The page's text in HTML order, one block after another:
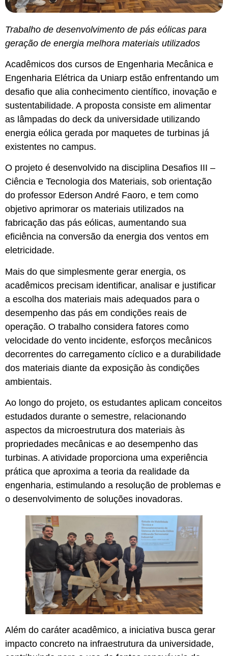
Trabalho de desenvolvimento de pás eólicas para
geração de energia melhora materiais utilizados
Acadêmicos dos cursos de Engenharia Mecânica e
Engenharia Elétrica da Uniarp estão enfrentando um
desafio que alia conhecimento científico, inovação e
sustentabilidade. A proposta consiste em alimentar
as lâmpadas do deck da universidade utilizando
energia eólica gerada por maquetes de turbinas já
existentes no campus.
O projeto é desenvolvido na disciplina Desafios III –
Ciência e Tecnologia dos Materiais, sob orientação
do professor Ederson André Faoro, e tem como
objetivo aprimorar os materiais utilizados na
fabricação das pás eólicas, aumentando sua
eficiência na conversão da energia dos ventos em
eletricidade.
Mais do que simplesmente gerar energia, os
acadêmicos precisam identificar, analisar e justificar
a escolha dos materiais mais adequados para o
desempenho das pás em condições reais de
operação. O trabalho considera fatores como
velocidade do vento incidente, esforços mecânicos
decorrentes do carregamento cíclico e a durabilidade
dos materiais diante da exposição às condições
ambientais.
Ao longo do projeto, os estudantes aplicam conceitos
estudados durante o semestre, relacionando
aspectos da microestrutura dos materiais às
propriedades mecânicas e ao desempenho das
turbinas. A atividade proporciona uma experiência
prática que aproxima a teoria da realidade da
engenharia, estimulando a resolução de problemas e
o desenvolvimento de soluções inovadoras.
Além do caráter acadêmico, a iniciativa busca gerar
impacto concreto na infraestrutura da universidade,